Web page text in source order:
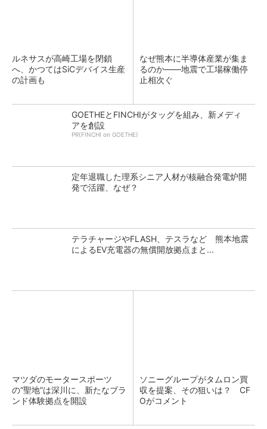
ルネサスが高崎工場を閉鎖
へ、かつてはSiCデバイス生産
の計画も
なぜ熊本に半導体産業が集ま
るのか――地震で工場稼働停
止相次ぐ
GOETHEとFINCHIがタッグを組み、新メディ
アを創設
PR(FINCHI on GOETHE)
定年退職した理系シニア人材が核融合発電炉開
発で活躍、なぜ？
テラチャージやFLASH、テスラなど 熊本地震
によるEV充電器の無償開放拠点まと...
マツダのモータースポーツ
の“聖地”は深川に、新たなブラ
ンド体験拠点を開設
ソニーグループがタムロン買
収を提案、その狙いは？ CF
Oがコメント